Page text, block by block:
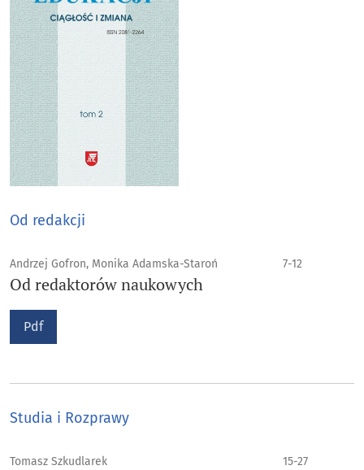
Od redakcji
Andrzej Gofron, Monika Adamska-Staroń 7-12
Od redaktorów naukowych
Pdf
Studia i Rozprawy
Tomasz Szkudlarek 15-27